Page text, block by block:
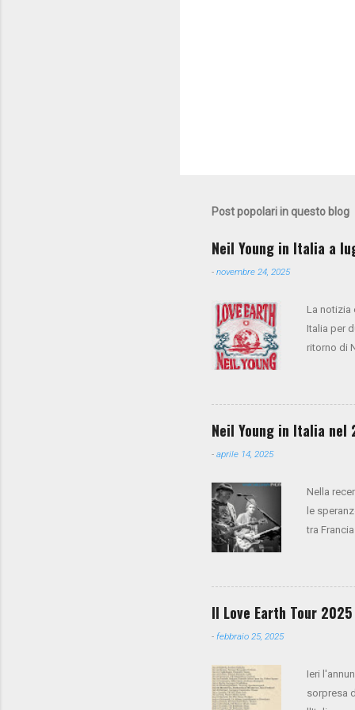
Post popolari in questo blog
Neil Young in Italia a
- novembre 24, 2025
La notizia
Italia per
ritorno di
cori),
presale
la
Neil Young in Italia nel
- aprile 14, 2025
Nella
le
tra
Il Love Earth Tour
- febbraio 25, 2025
Ieri
sorpresa